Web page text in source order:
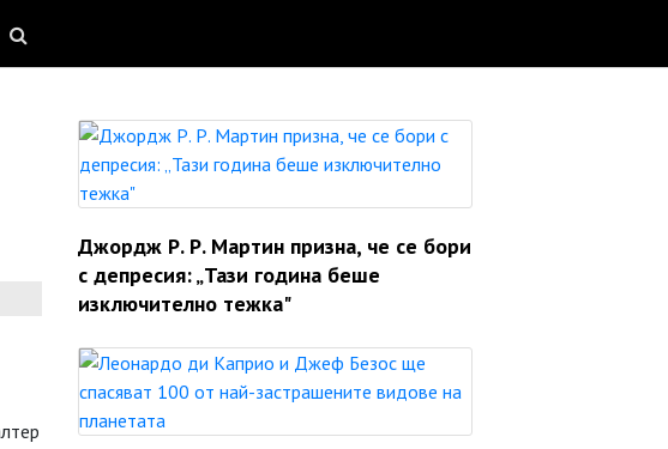
Джордж Р. Р. Мартин призна, че се бори
с депресия: „Тази година беше
изключително тежка"